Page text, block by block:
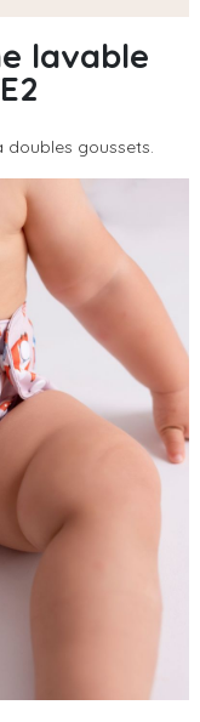
lavable
doubles goussets.